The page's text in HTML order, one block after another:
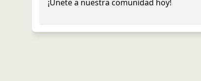
¡Únete a nuestra comunidad hoy!